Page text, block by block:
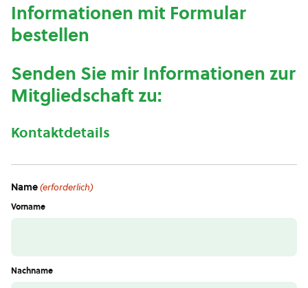
Informationen mit Formular
bestellen
Senden Sie mir Informationen zur
Mitgliedschaft zu:
Kontaktdetails
Name(erforderlich)
Vorname
Nachname